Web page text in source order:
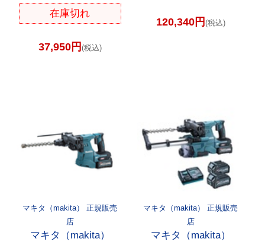
在庫切れ
37,950円 (税込)
120,340円 (税込)
マキタ（makita） 正規販売
店
マキタ（makita）
マキタ（makita） 正規販売
店
マキタ（makita）